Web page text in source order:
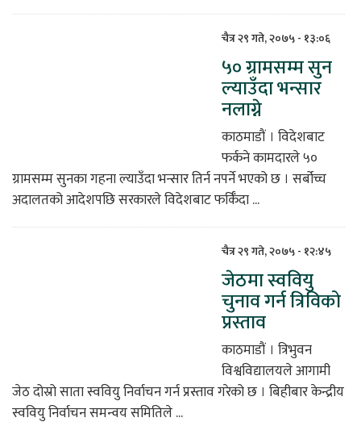
चैत्र २९ गते, २०७५ - १३:०६
५० ग्रामसम्म सुन
ल्याउँदा भन्सार
नलाग्ने
काठमाडौं । विदेशबाट
फर्कने कामदारले ५०
ग्रामसम्म सुनका गहना ल्याउँदा भन्सार तिर्न नपर्ने भएको छ । सर्बोच्च
अदालतको आदेशपछि सरकारले विदेशबाट फर्किँदा ...
चैत्र २९ गते, २०७५ - १२:४५
जेठमा स्ववियु
चुनाव गर्न त्रिविको
प्रस्ताव
काठमाडौं । त्रिभुवन
विश्वविद्यालयले आगामी
जेठ दोस्रो साता स्ववियु निर्वाचन गर्न प्रस्ताव गरेको छ । बिहीबार केन्द्रीय
स्ववियु निर्वाचन समन्वय समितिले ...